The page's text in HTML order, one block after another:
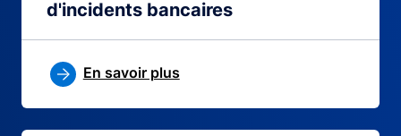
d'incidents bancaires
En savoir plus